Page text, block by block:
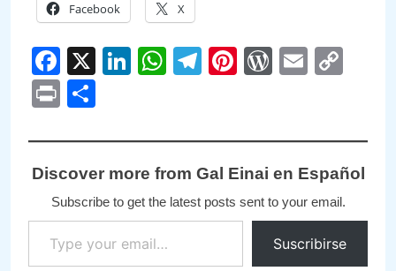
Facebook X
Facebook
X LinkedIn
WhatsApp
Telegram
PinterestEmail
Print
Discover more from Gal Einai en Español
Subscribe to get the latest posts sent to your email.
Type your email…
Suscribirse